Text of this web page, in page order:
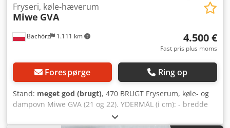
Bachórz 1.111 km
Fryseri, køle-hæverum
Miwe GVA
4.500 €
Fast pris plus moms
Forespørge Ring op
Stand: meget god (brugt), 470 BRUGT Fryserum, køle- og
dampovn Miwe GVA (21 og 22). YDERMÅL (i cm): - bredde
561 - længde 572 INDREMÅL (i cm): Kammer nr. 21: -
bredde 210 - længde 525 Kammer nr. 22: - bredde 280 -